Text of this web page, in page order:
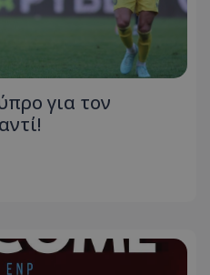
για τον